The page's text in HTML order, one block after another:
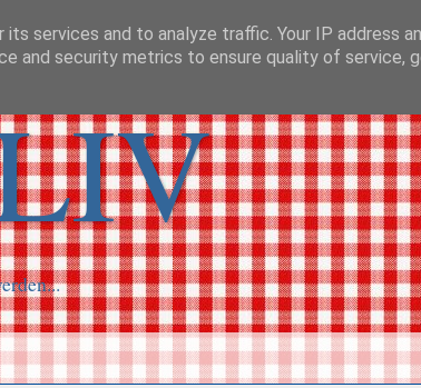
services and to analyze traffic. Your IP address
and security metrics to ensure quality of service,